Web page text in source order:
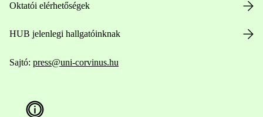
Oktatói elérhetőségek
HUB jelenlegi hallgatóinknak
Sajtó: press@uni-corvinus.hu